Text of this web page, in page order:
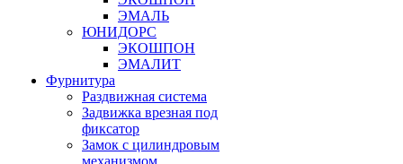
ЭМАЛЬ
ЮНИДОРС
ЭКОШПОН
ЭМАЛИТ
Фурнитура
Раздвижная система
Задвижка врезная под
фиксатор
Замок с цилиндровым
механизмом